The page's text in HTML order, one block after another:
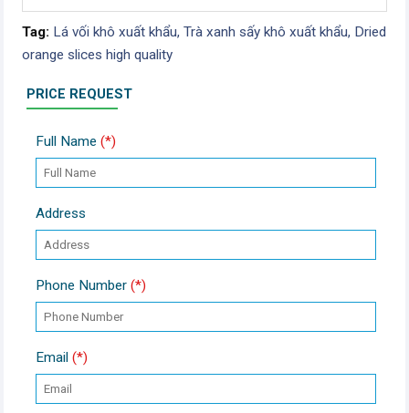
Tag: Lá vối khô xuất khẩu, Trà xanh sấy khô xuất khẩu, Dried
orange slices high quality
PRICE REQUEST
Full Name (*)
Address
Phone Number (*)
Email (*)